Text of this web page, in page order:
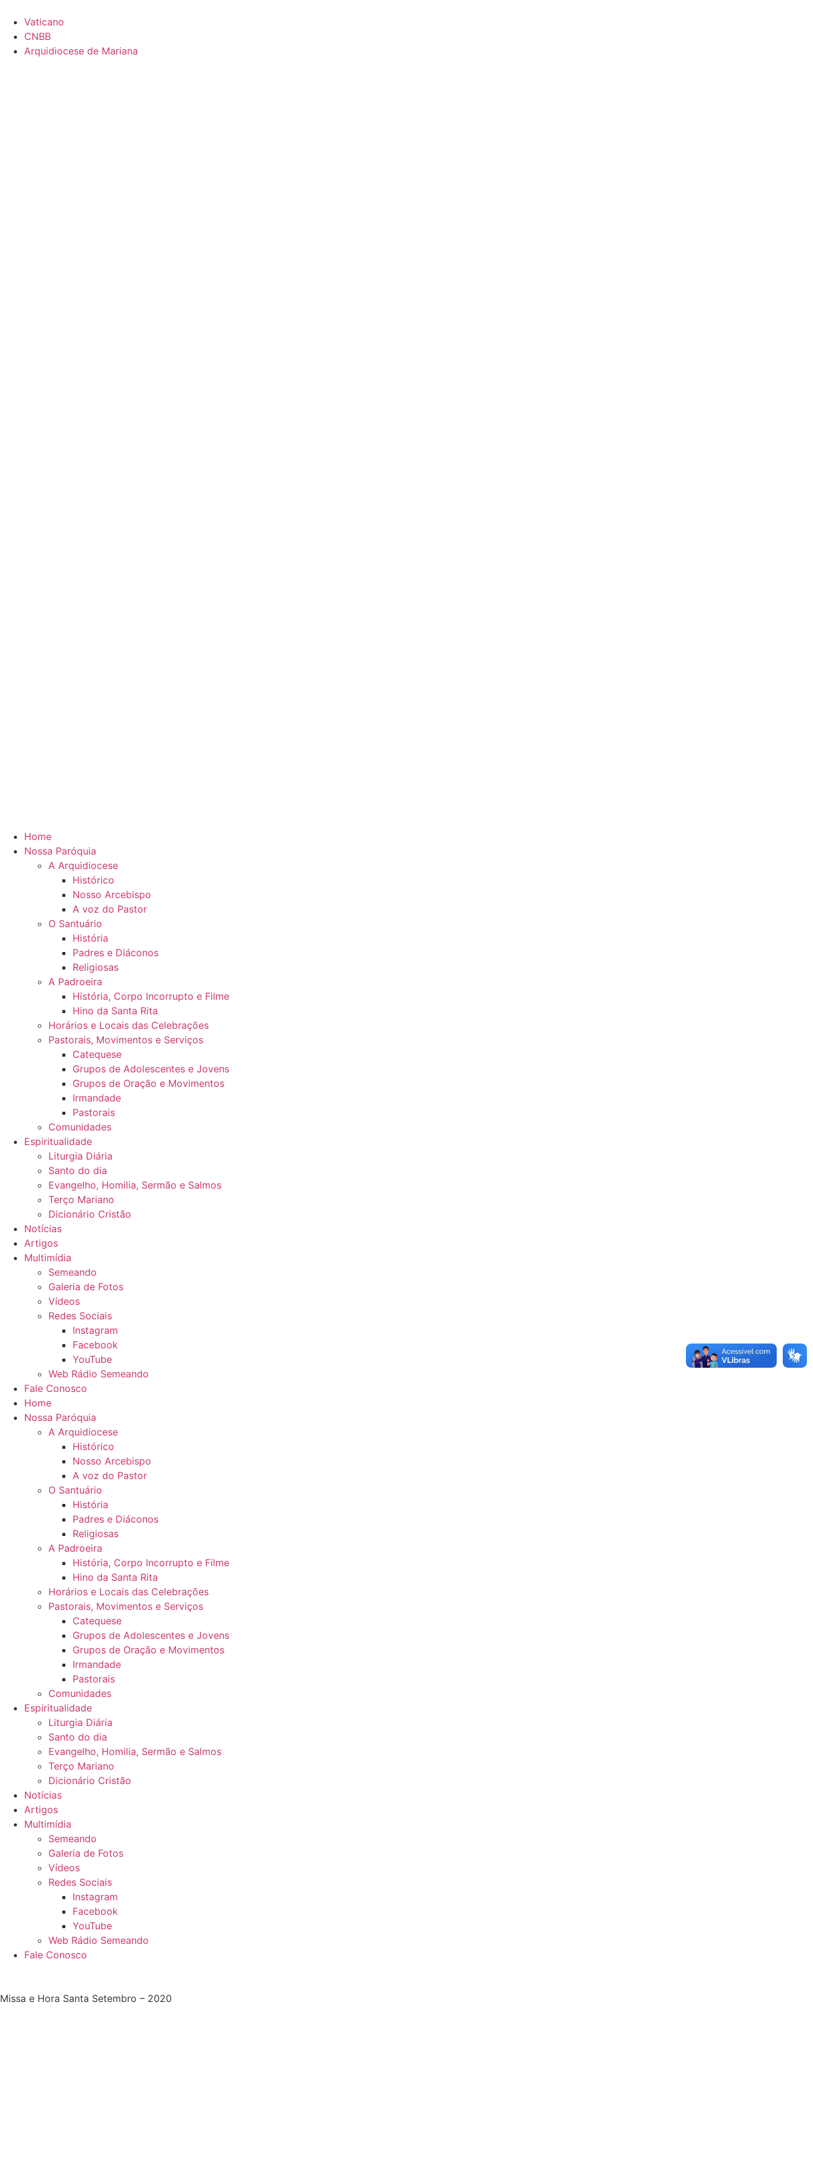
Vaticano
CNBB
Arquidiocese de Mariana
Home
Nossa Paróquia
A Arquidiocese
Histórico
Nosso Arcebispo
A voz do Pastor
O Santuário
História
Padres e Diáconos
Religiosas
A Padroeira
História, Corpo Incorrupto e Filme
Hino da Santa Rita
Horários e Locais das Celebrações
Pastorais, Movimentos e Serviços
Catequese
Grupos de Adolescentes e Jovens
Grupos de Oração e Movimentos
Irmandade
Pastorais
Comunidades
Espiritualidade
Liturgia Diária
Santo do dia
Evangelho, Homilia, Sermão e Salmos
Terço Mariano
Dicionário Cristão
Notícias
Artigos
Multimídia
Semeando
Galeria de Fotos
Vídeos
Redes Sociais
Instagram
Facebook
YouTube
Web Rádio Semeando
Fale Conosco
Home
Nossa Paróquia
A Arquidiocese
Histórico
Nosso Arcebispo
A voz do Pastor
O Santuário
História
Padres e Diáconos
Religiosas
A Padroeira
História, Corpo Incorrupto e Filme
Hino da Santa Rita
Horários e Locais das Celebrações
Pastorais, Movimentos e Serviços
Catequese
Grupos de Adolescentes e Jovens
Grupos de Oração e Movimentos
Irmandade
Pastorais
Comunidades
Espiritualidade
Liturgia Diária
Santo do dia
Evangelho, Homilia, Sermão e Salmos
Terço Mariano
Dicionário Cristão
Notícias
Artigos
Multimídia
Semeando
Galeria de Fotos
Vídeos
Redes Sociais
Instagram
Facebook
YouTube
Web Rádio Semeando
Fale Conosco
Missa e Hora Santa Setembro – 2020